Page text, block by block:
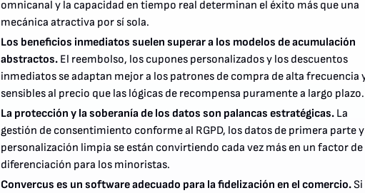
omnicanal y la capacidad en tiempo real determinan el éxito más que una
mecánica atractiva por sí sola.
Los beneficios inmediatos suelen superar a los modelos de acumulación
abstractos.El reembolso, los cupones personalizados y los descuentos
inmediatos se adaptan mejor a los patrones de compra de alta frecuencia
sensibles al precio que las lógicas de recompensa puramente a largo plazo.
La protección y la soberanía de los datos son palancas estratégicas.La
gestión de consentimiento conforme al RGPD, los datos de primera parte
personalización limpia se están convirtiendo cada vez más en un factor de
diferenciación para los minoristas.
Convercus es un software adecuado para la fidelización en el comercio.Si